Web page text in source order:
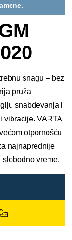
snagu – bez
pruža
snabdevanja i
vibracije. VARTA
otpornošću
najnaprednije
slobodno vreme.